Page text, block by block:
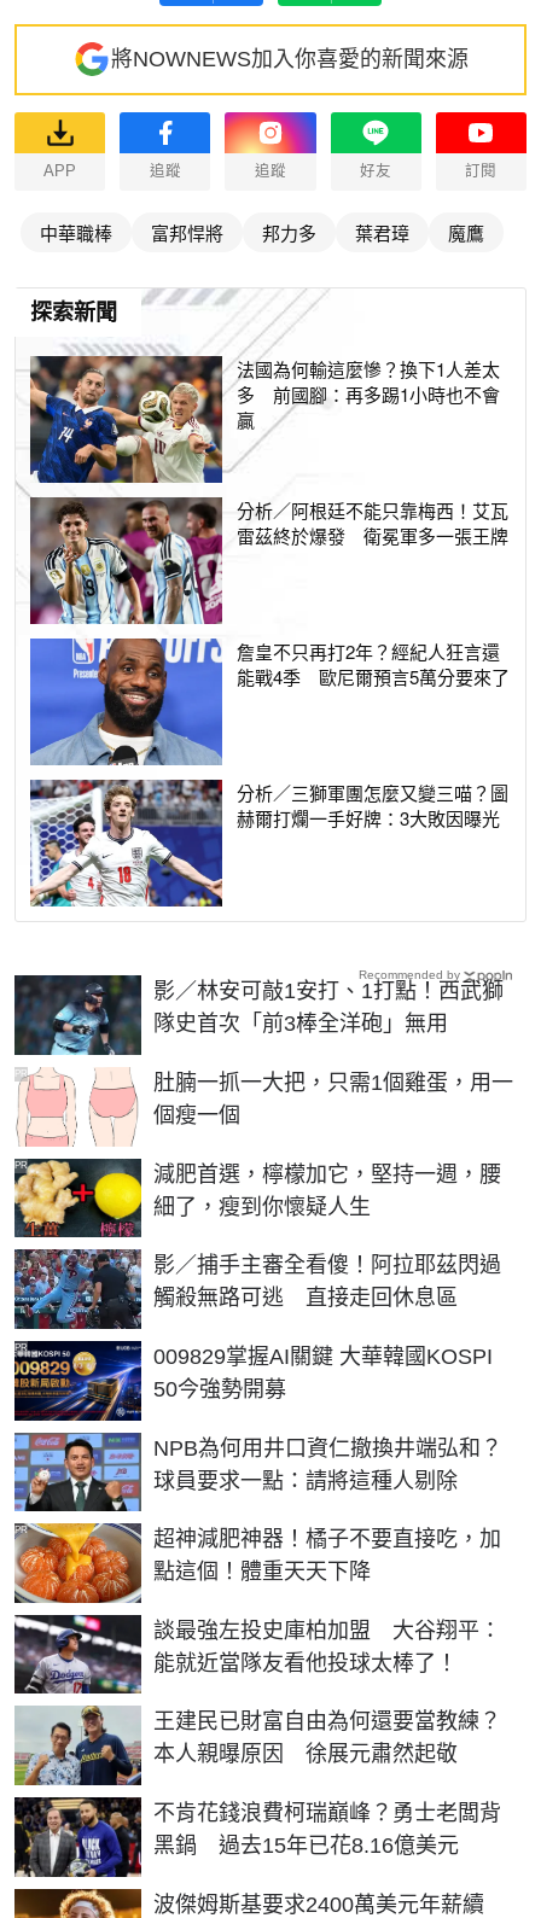
將NOWNEWS加入你喜愛的新聞來源
APP 追蹤 追蹤 好友 訂閱
中華職棒 富邦悍將 邦力多 葉君璋 魔鷹
探索新聞
法國為何輸這麼慘？換下1人差太
多 前國腳：再多踢1小時也不會
贏
分析／阿根廷不能只靠梅西！艾瓦
雷茲終於爆發 衛冕軍多一張王牌
詹皇不只再打2年？經紀人狂言還
能戰4季 歐尼爾預言5萬分要來了
分析／三獅軍團怎麼又變三喵？圖
赫爾打爛一手好牌：3大敗因曝光
影／林安可敲1安打、1打點！西武獅
隊史首次「前3棒全洋砲」無用
肚腩一抓一大把，只需1個雞蛋，用一
個瘦一個
PR
減肥首選，檸檬加它，堅持一週，腰
細了，瘦到你懷疑人生
PR
影／捕手主審全看傻！阿拉耶茲閃過
觸殺無路可逃 直接走回休息區
009829掌握AI關鍵 大華韓國KOSPI
50今強勢開募
PR
NPB為何用井口資仁撤換井端弘和？
球員要求一點：請將這種人剔除
超神減肥神器！橘子不要直接吃，加
點這個！體重天天下降
PR
談最強左投史庫柏加盟 大谷翔平：
能就近當隊友看他投球太棒了！
王建民已財富自由為何還要當教練？
本人親曝原因 徐展元肅然起敬
不肯花錢浪費柯瑞巔峰？勇士老闆背
黑鍋 過去15年已花8.16億美元
波傑姆斯基要求2400萬美元年薪續
Recommended by